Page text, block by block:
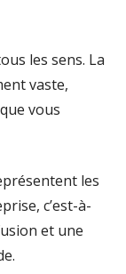
les sens. La
vaste,
vous
les
c’est-à-
et une